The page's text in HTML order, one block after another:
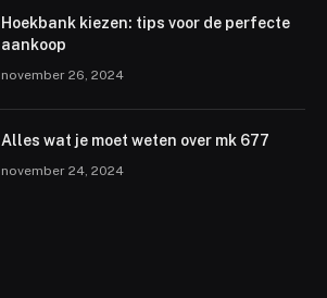
Hoekbank kiezen: tips voor de perfecte
aankoop
november 26, 2024
Alles wat je moet weten over mk 677
november 24, 2024